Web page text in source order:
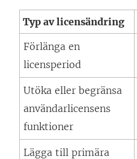
Typ av licensändring
Förlänga en
licensperiod
Utöka eller begränsa
användarlicensens
funktioner
Lägga till primära